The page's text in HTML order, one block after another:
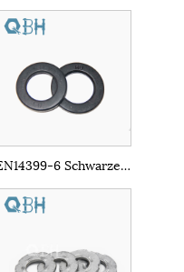
EN14399-6 Schwarzer Waschmaschine mit HV